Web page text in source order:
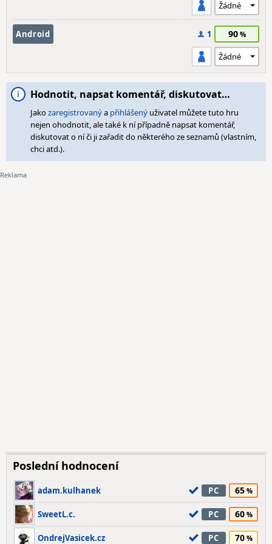
Android 1 90
Hodnotit, napsat komentář, diskutovat…
Jakozaregistrovanýa přihlášený uživatel můžete tuto hru
nejen ohodnotit, ale také k ní případně napsat komentář,
diskutovat o ní či ji zařadit do některého ze seznamů (vlastním,
chci atd.).
Poslední hodnocení
adam.kulhanek PC 65
SweetL.c. PC 60
OndrejVasicek.cz PC 70